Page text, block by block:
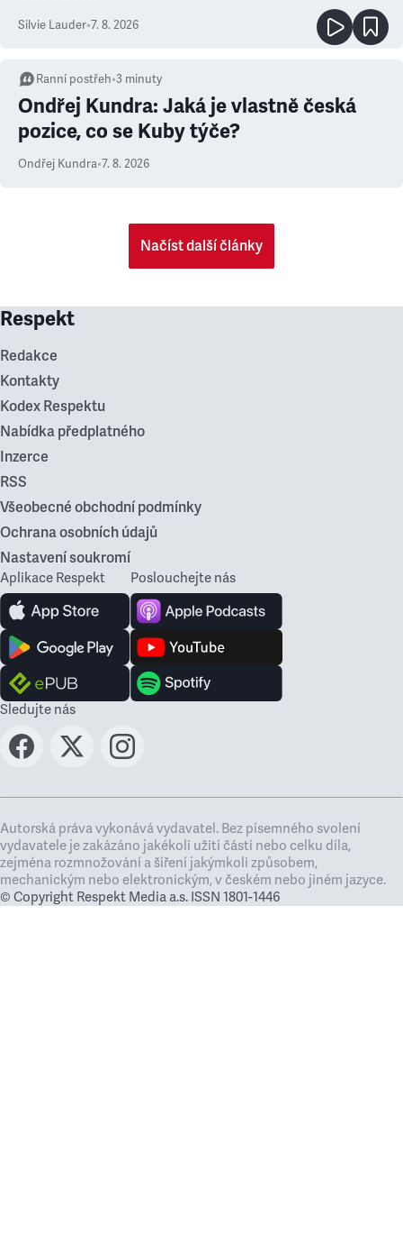
Silvie Lauder•7. 8. 2026
Ranní postřeh•3 minuty
Ondřej Kundra: Jaká je vlastně česká
pozice, co se Kuby týče?
Ondřej Kundra•7. 8. 2026
Načíst další články
Respekt
Redakce
Kontakty
Kodex Respektu
Nabídka předplatného
Inzerce
RSS
Všeobecné obchodní podmínky
Ochrana osobních údajů
Nastavení soukromí
Aplikace Respekt Poslouchejte nás
Sledujte nás
Autorská práva vykonává vydavatel. Bez písemného svolení
vydavatele je zakázáno jakékoli užití částí nebo celku díla,
zejména rozmnožování a šíření jakýmkoli způsobem,
mechanickým nebo elektronickým, v českém nebo jiném jazyce.
© Copyright Respekt Media a.s. ISSN 1801-1446